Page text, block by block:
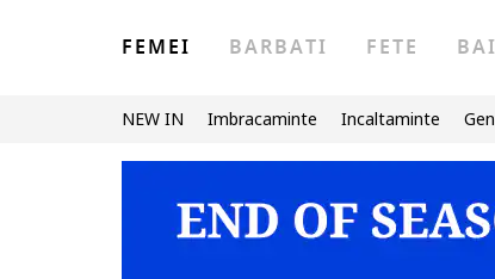
FEMEI BARBATI FETE
NEW IN Imbracaminte Incaltaminte